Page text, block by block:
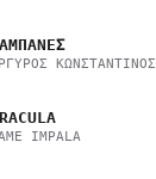
ΚΩΝΣΤΑΝΤΙΝΟΣ
IMPALA